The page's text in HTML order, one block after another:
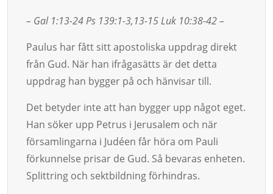
– Gal 1:13-24 Ps 139:1-3,13-15 Luk 10:38-42 –
Paulus har fått sitt apostoliska uppdrag direkt
från Gud. När han ifrågasätts är det detta
uppdrag han bygger på och hänvisar till.
Det betyder inte att han bygger upp något eget.
Han söker upp Petrus i Jeru­salem och när
församlingarna i Judéen får höra om Pauli
förkun­nelse prisar de Gud. Så bevaras enheten.
Splittring och sektbildning förhindras.